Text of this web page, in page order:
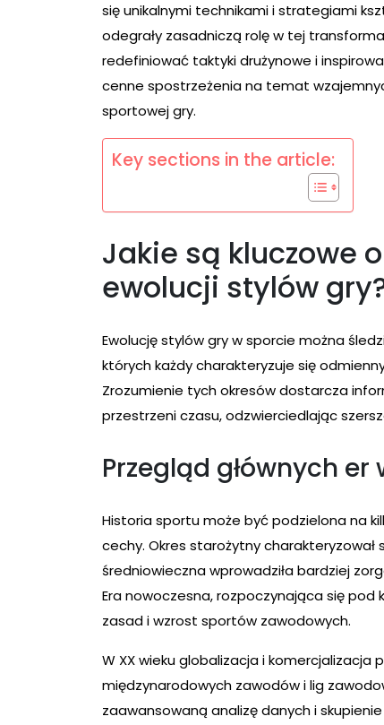
się unikalnymi technikami i strategiami
odegrały zasadniczą rolę w tej
redefiniować taktyki drużynowe i
cenne spostrzeżenia na temat
sportowej gry.
Key sections in the article:
Jakie są kluczowe
ewolucji stylów
Ewolucję stylów gry w sporcie można
których każdy charakteryzuje się
Zrozumienie tych okresów dostarcza
przestrzeni czasu, odzwierciedlając
Przegląd głównych
Historia sportu może być podzielona na
cechy. Okres starożytny
średniowieczna wprowadziła bardziej
Era nowoczesna, rozpoczynająca się pod
zasad i wzrost sportów zawodowych.
W XX wieku globalizacja i komercjalizacja
międzynarodowych zawodów i lig
zaawansowaną analizę danych i